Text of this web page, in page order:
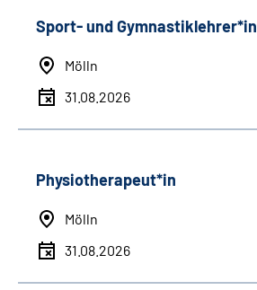
Sport- und Gymnastiklehrer*in
Mölln
31.08.2026
Physiotherapeut*in
Mölln
31.08.2026